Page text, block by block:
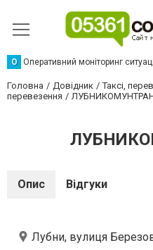
О Оперативний моніторинг
Головна Довідник Таксі,
перевезення
Опис Відгуки
Лубни, вулиця